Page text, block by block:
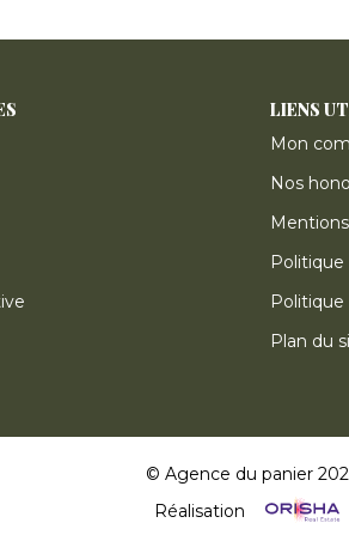
LIENS
Mon
Nos
Politique
Plan du
© Agence du panier
Réalisation